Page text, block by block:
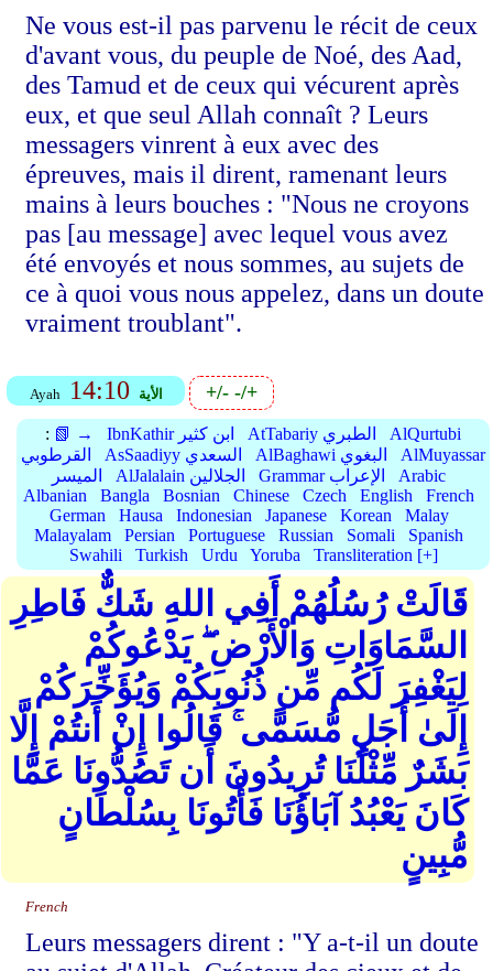
Ne vous est-il pas parvenu le récit de ceux
d'avant vous, du peuple de Noé, des Aad,
des Tamud et de ceux qui vécurent après
eux, et que seul Allah connaît ? Leurs
messagers vinrent à eux avec des
épreuves, mais il dirent, ramenant leurs
mains à leurs bouches : "Nous ne croyons
pas [au message] avec lequel vous avez
été envoyés et nous sommes, au sujets de
ce à quoi vous nous appelez, dans un doute
vraiment troublant".
Ayah 14:10 الأية +/--/+
: 📗 → IbnKathir ابن كثير AtTabariy الطبري
AlQurtubi
القرطوبي
AsSaadiyy السعدي AlBaghawi البغوي
AlMuyassar
الميسر
AlJalalain الجلالين Grammar الإعراب
Arabic
Albanian
Bangla Bosnian Chinese Czech English
French
German
Hausa Indonesian Japanese Korean
Malay
Malayalam
Persian Portuguese Russian Somali
Spanish
Swahili
Turkish Urdu Yoruba Transliteration [+]
قَالَتْ رُسُلُهُمْ أَفِي اللهِ شَكٌّ فَاطِرِ
السَّمَاوَاتِ وَالْأَرْضِ ۖ يَدْعُوكُمْ
لِيَغْفِرَ لَكُم مِّن ذُنُوبِكُمْ وَيُؤَخِّرَكُمْ
إِلَىٰ أَجَلٍ مُّسَمًّى ۚ قَالُوا إِنْ أَنتُمْ إِلَّا
بَشَرٌ مِّثْلُنَا تُرِيدُونَ أَن تَصُدُّونَا عَمَّا
كَانَ يَعْبُدُ آبَاؤُنَا فَأْتُونَا بِسُلْطَانٍ
مُّبِينٍ
French
Leurs messagers dirent : "Y a-t-il un doute